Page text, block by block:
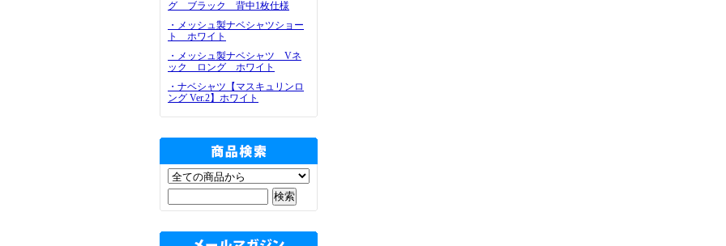
グ ブラック 背中1枚仕様
・メッシュ製ナベシャツショー
ト ホワイト
・メッシュ製ナベシャツ Vネ
ック ロング ホワイト
・ナベシャツ【マスキュリンロ
ング Ver.2】ホワイト